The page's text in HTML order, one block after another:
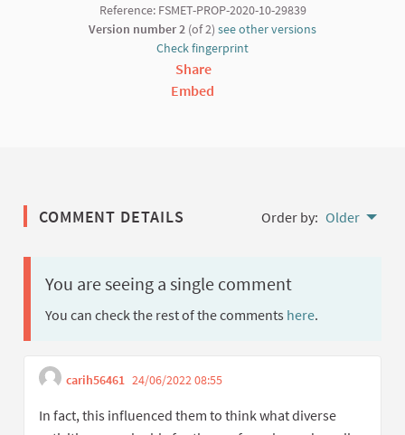
Reference: FSMET-PROP-2020-10-29839
Version number 2 (of 2) see other versions
Check fingerprint
Share
Embed
COMMENT DETAILS Order by: Older
You are seeing a single comment
You can check the rest of the comments here.
carih56461 24/06/2022 08:55
In fact, this influenced them to think what diverse